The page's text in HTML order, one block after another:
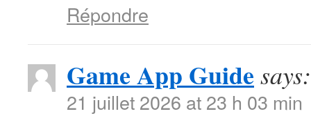
Répondre
Game App Guide says:
21 juillet 2026 at 23 h 03 min